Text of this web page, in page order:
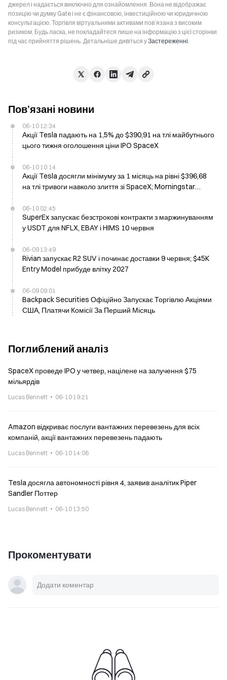
джерел і надається виключно для ознайомлення. Вона не відображає
позицію чи думку Gate і не є фінансовою, інвестиційною чи юридичною
консультацією. Торгівля віртуальними активами пов’язана з високим
ризиком. Будь ласка, не покладайтеся лише на інформацію з цієї сторінки
під час прийняття рішень. Детальніше дивіться уЗастереженні.
Пов’язані новини
06-10 12:34
Акції Tesla падають на 1,5% до $390,91 на тлі майбутнього
цього тижня оголошення ціни IPO SpaceX
06-10 10:14
Акції Tesla досягли мінімуму за 1 місяць на рівні $396,68
на тлі тривоги навколо злиття зі SpaceX; Morningstar
06-10 02:45
SuperEx запускає безстрокові контракти з маржинуванням
у USDT для NFLX, EBAY і HIMS 10 червня
06-09 13:49
Rivian запускає R2 SUV і починає доставки 9 червня; $45K
Entry Model прибуде влітку 2027
06-09 09:01
Backpack Securities Офіційно Запускає Торгівлю Акціями
США, Платячи Комісії За Перший Місяць
Поглиблений аналіз
SpaceX проведе IPO у четвер, націлене на залучення $75
мільярдів
Lucas Bennett 06-10 19:21
Amazon відкриває послуги вантажних перевезень для всіх
компаній, акції вантажних перевезень падають
Lucas Bennett 06-10 14:06
Tesla досягла автономності рівня 4, заявив аналітик Piper
Sandler Поттер
Lucas Bennett 06-10 13:50
Прокоментувати